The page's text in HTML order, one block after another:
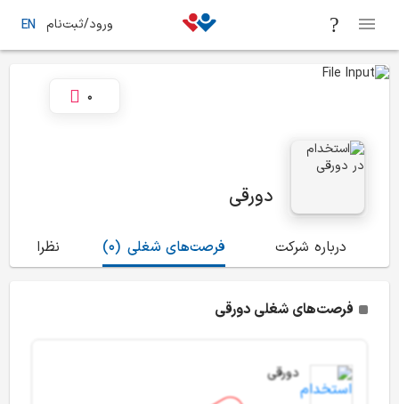
ورود/ثبت‌نام EN
دورقی
0
درباره شرکت (0) فرصت‌های شغلی نظرات
فرصت‌های شغلی دورقی
دورقی